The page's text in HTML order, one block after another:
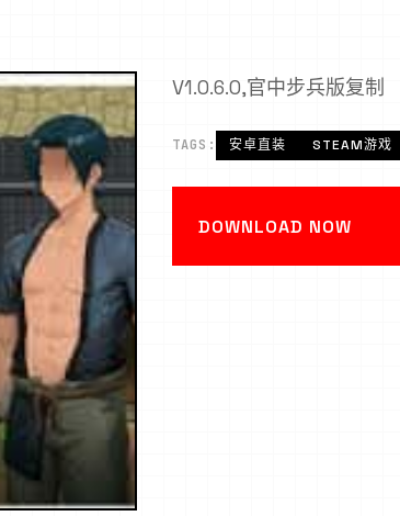
V1.0.6.0,官中步兵版复制
TAGS: 安卓直装 STEAM游戏
DOWNLOAD NOW